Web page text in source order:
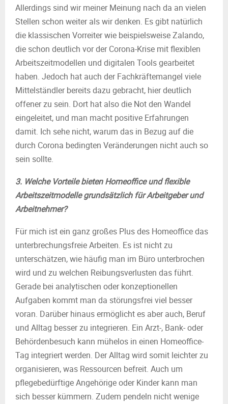
Allerdings sind wir meiner Meinung nach da an vielen
Stellen schon weiter als wir denken. Es gibt natürlich
die klassischen Vorreiter wie beispielsweise Zalando,
die schon deutlich vor der Corona-Krise mit flexiblen
Arbeitszeitmodellen und digitalen Tools gearbeitet
haben. Jedoch hat auch der Fachkräftemangel viele
Mittelständler bereits dazu gebracht, hier deutlich
offener zu sein. Dort hat also die Not den Wandel
eingeleitet, und man macht positive Erfahrungen
damit. Ich sehe nicht, warum das in Bezug auf die
durch Corona bedingten Veränderungen nicht auch so
sein sollte.
3. Welche Vorteile bieten Homeoffice und flexible
Arbeitszeitmodelle grundsätzlich für Arbeitgeber und
Arbeitnehmer?
Für mich ist ein ganz großes Plus des Homeoffice das
unterbrechungsfreie Arbeiten. Es ist nicht zu
unterschätzen, wie häufig man im Büro unterbrochen
wird und zu welchen Reibungsverlusten das führt.
Gerade bei analytischen oder konzeptionellen
Aufgaben kommt man da störungsfrei viel besser
voran. Darüber hinaus ermöglicht es aber auch, Beruf
und Alltag besser zu integrieren. Ein Arzt-, Bank- oder
Behördenbesuch kann mühelos in einen Homeoffice-
Tag integriert werden. Der Alltag wird somit leichter zu
organisieren, was Ressourcen befreit. Auch um
pflegebedürftige Angehörige oder Kinder kann man
sich besser kümmern. Zudem pendeln nicht wenige